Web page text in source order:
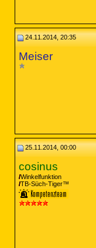
24.11.2014, 20:35
Meiser
25.11.2014, 00:00
cosinus
Winkelfunktion
TB-Süch-Tiger™